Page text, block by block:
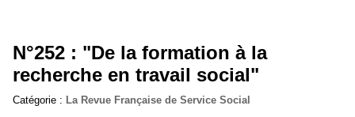
N°252 : "De la formation à la
recherche en travail social"
Catégorie : La Revue Française de Service Social